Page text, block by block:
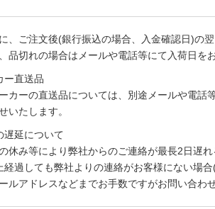
、ご注文後(銀行振込の場合、入金確認日)の翌
品切れの場合はメールや電話等にて入荷日を
ー直送品
カーの直送品については、別途メールや電話
いたします。
遅延について
休み等により弊社からのご連絡が最長2日遅れ
経過しても弊社よりの連絡がお客様にない場合
ールアドレスなどまでお手数ですがお問い合わ